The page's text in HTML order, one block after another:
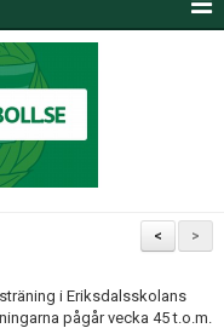
>
<
i Eriksdalsskolans
pågår vecka 45 t.o.m.